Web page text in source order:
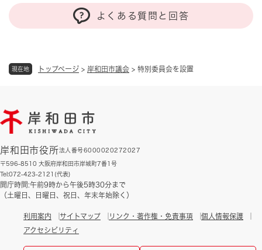
現在地 トップページ > 岸和田市議会 > 特別委員会を設置
よくある質問と回答
岸和田市役所法人番号6000020272027
〒596-8510 大阪府岸和田市岸城町7番1号
Tel:072-423-2121(代表)
開庁時間:午前9時から午後5時30分まで
（土曜日、日曜日、祝日、年末年始除く）
利用案内 サイトマップ リンク・著作権・免責事項
個人情報保護
アクセシビリティ